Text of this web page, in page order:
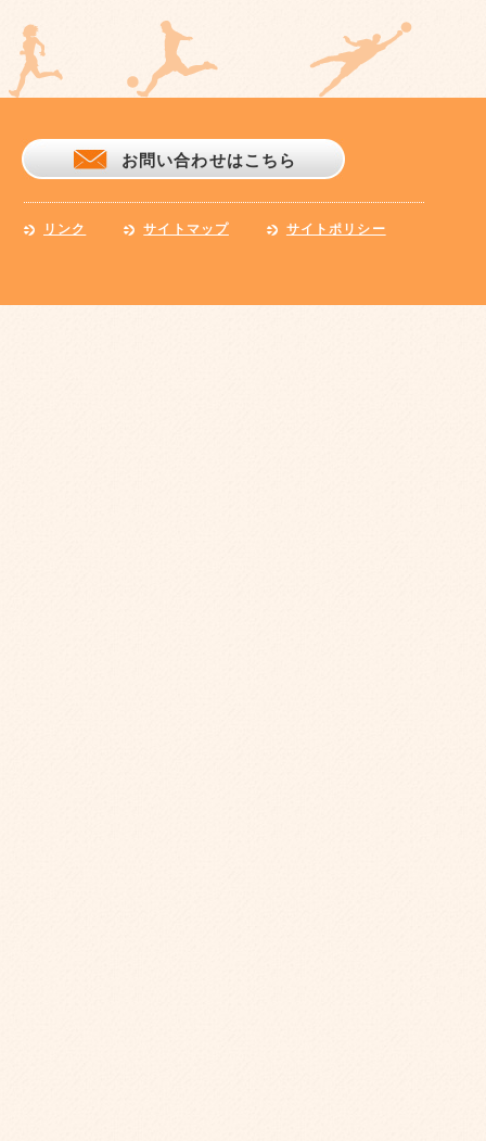
お問い合わせはこちら
リンク サイトマップ サイトポリシー